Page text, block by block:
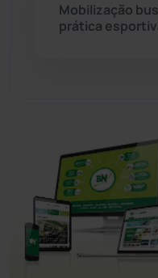
Mobilização
prática